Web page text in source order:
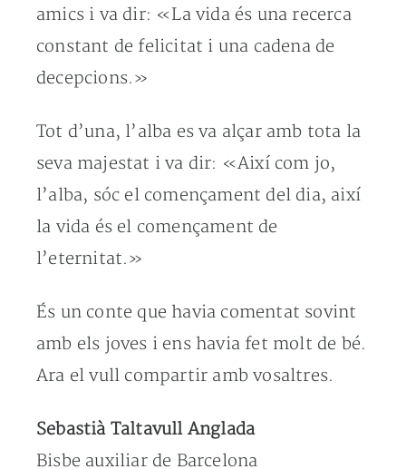
amics i va dir: «La vida és una recerca
constant de felicitat i una cadena de
decepcions.»
Tot d’una, l’alba es va alçar amb tota la
seva majestat i va dir: «Així com jo,
l’alba, sóc el començament del dia, així
la vida és el començament de
l’eternitat.»
És un conte que havia comentat sovint
amb els joves i ens havia fet molt de bé.
Ara el vull compartir amb vosaltres.
Sebastià Taltavull Anglada
Bisbe auxiliar de Barcelona